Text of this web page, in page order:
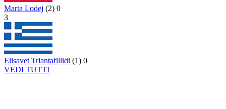
Marta Lodej (2) 0
3
Elisavet Triantafillidi (1) 0
VEDI TUTTI